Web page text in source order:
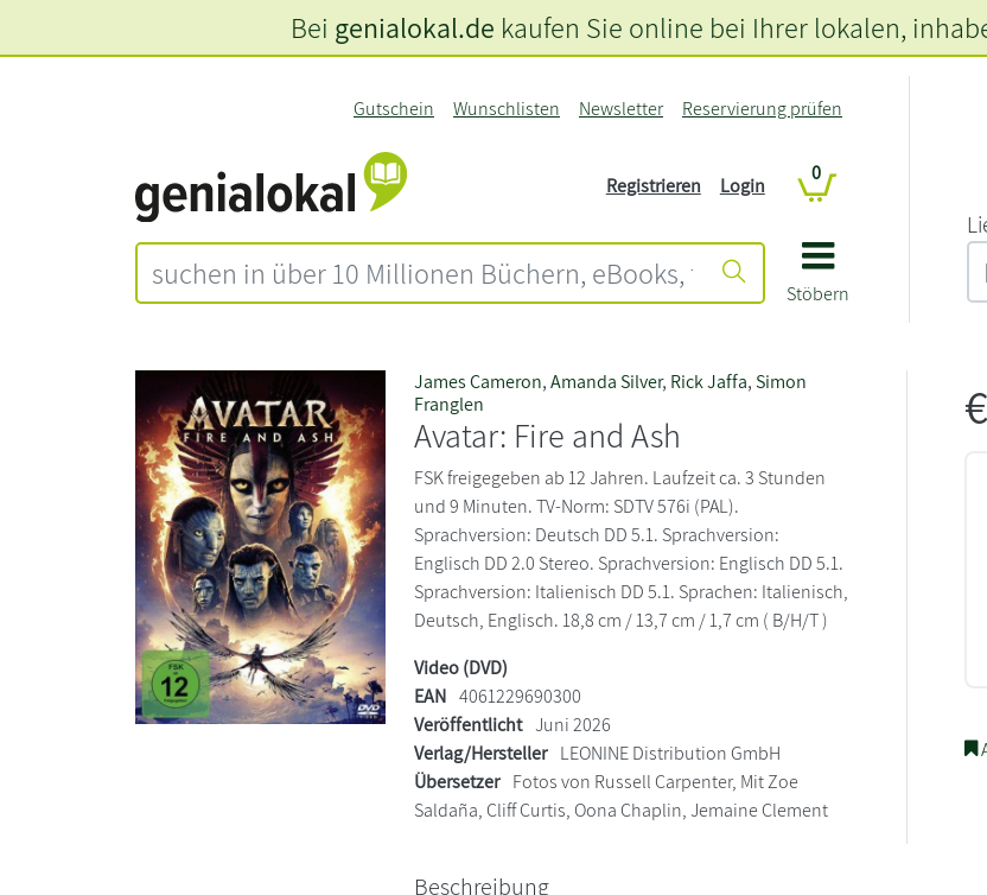
Stöbern
Gutschein Wunschlisten Newsletter Reservierung prüfen
Registrieren Login
0
Bei genialokal.de kaufen Sie online bei Ihrer lokalen,
James Cameron,Amanda Silver, Rick Jaffa, Simon
Franglen
Avatar: Fire and Ash
FSK freigegeben ab 12 Jahren. Laufzeit ca. 3 Stunden
und 9 Minuten. TV-Norm: SDTV 576i (PAL).
Sprachversion: Deutsch DD 5.1. Sprachversion:
Englisch DD 2.0 Stereo. Sprachversion: Englisch DD 5.1.
Sprachversion: Italienisch DD 5.1. Sprachen: Italienisch,
Deutsch, Englisch. 18,8 cm / 13,7 cm / 1,7 cm ( B/H/T )
Video (DVD)
EAN 4061229690300
Veröffentlicht Juni 2026
Verlag/Hersteller LEONINE Distribution GmbH
Übersetzer Fotos von Russell Carpenter, Mit Zoe
Saldaña, Cliff Curtis, Oona Chaplin, Jemaine Clement
€
Beschreibung